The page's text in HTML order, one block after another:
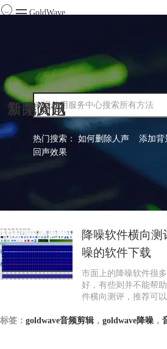
GoldWave
服务
下载
购买 热门搜索： 如何删除人声 添加背
回声效果
新手入门
常见问题
新闻资讯
音频添加背景音
给一段音频添加
背景音乐可以根据内
增强情感色彩，使听
提高情感共鸣。这篇
降噪软件横向
噪的软件下载
市面上的降噪软件很
好，有些则并不能帮
件横向测评，推荐可
标签： goldwave音频剪辑， goldwave降噪 ，